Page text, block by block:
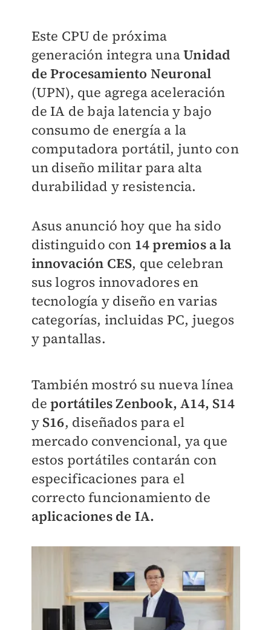
Este CPU de próxima
generación integra unaUnidad
de Procesamiento Neuronal
(UPN), que agrega aceleración
de IA de baja latencia y bajo
consumo de energía a la
computadora portátil, junto con
un diseño militar para alta
durabilidad y resistencia.
Asus anunció hoy que ha sido
distinguido con 14 premios a la
innovación CES, que celebran
sus logros innovadores en
tecnología y diseño en varias
categorías, incluidas PC, juegos
y pantallas.
También mostró su nueva línea
deportátiles Zenbook, A14, S14
y S16, diseñados para el
mercado convencional, ya que
estos portátiles contarán con
especificaciones para el
correcto funcionamiento de
aplicaciones de IA.